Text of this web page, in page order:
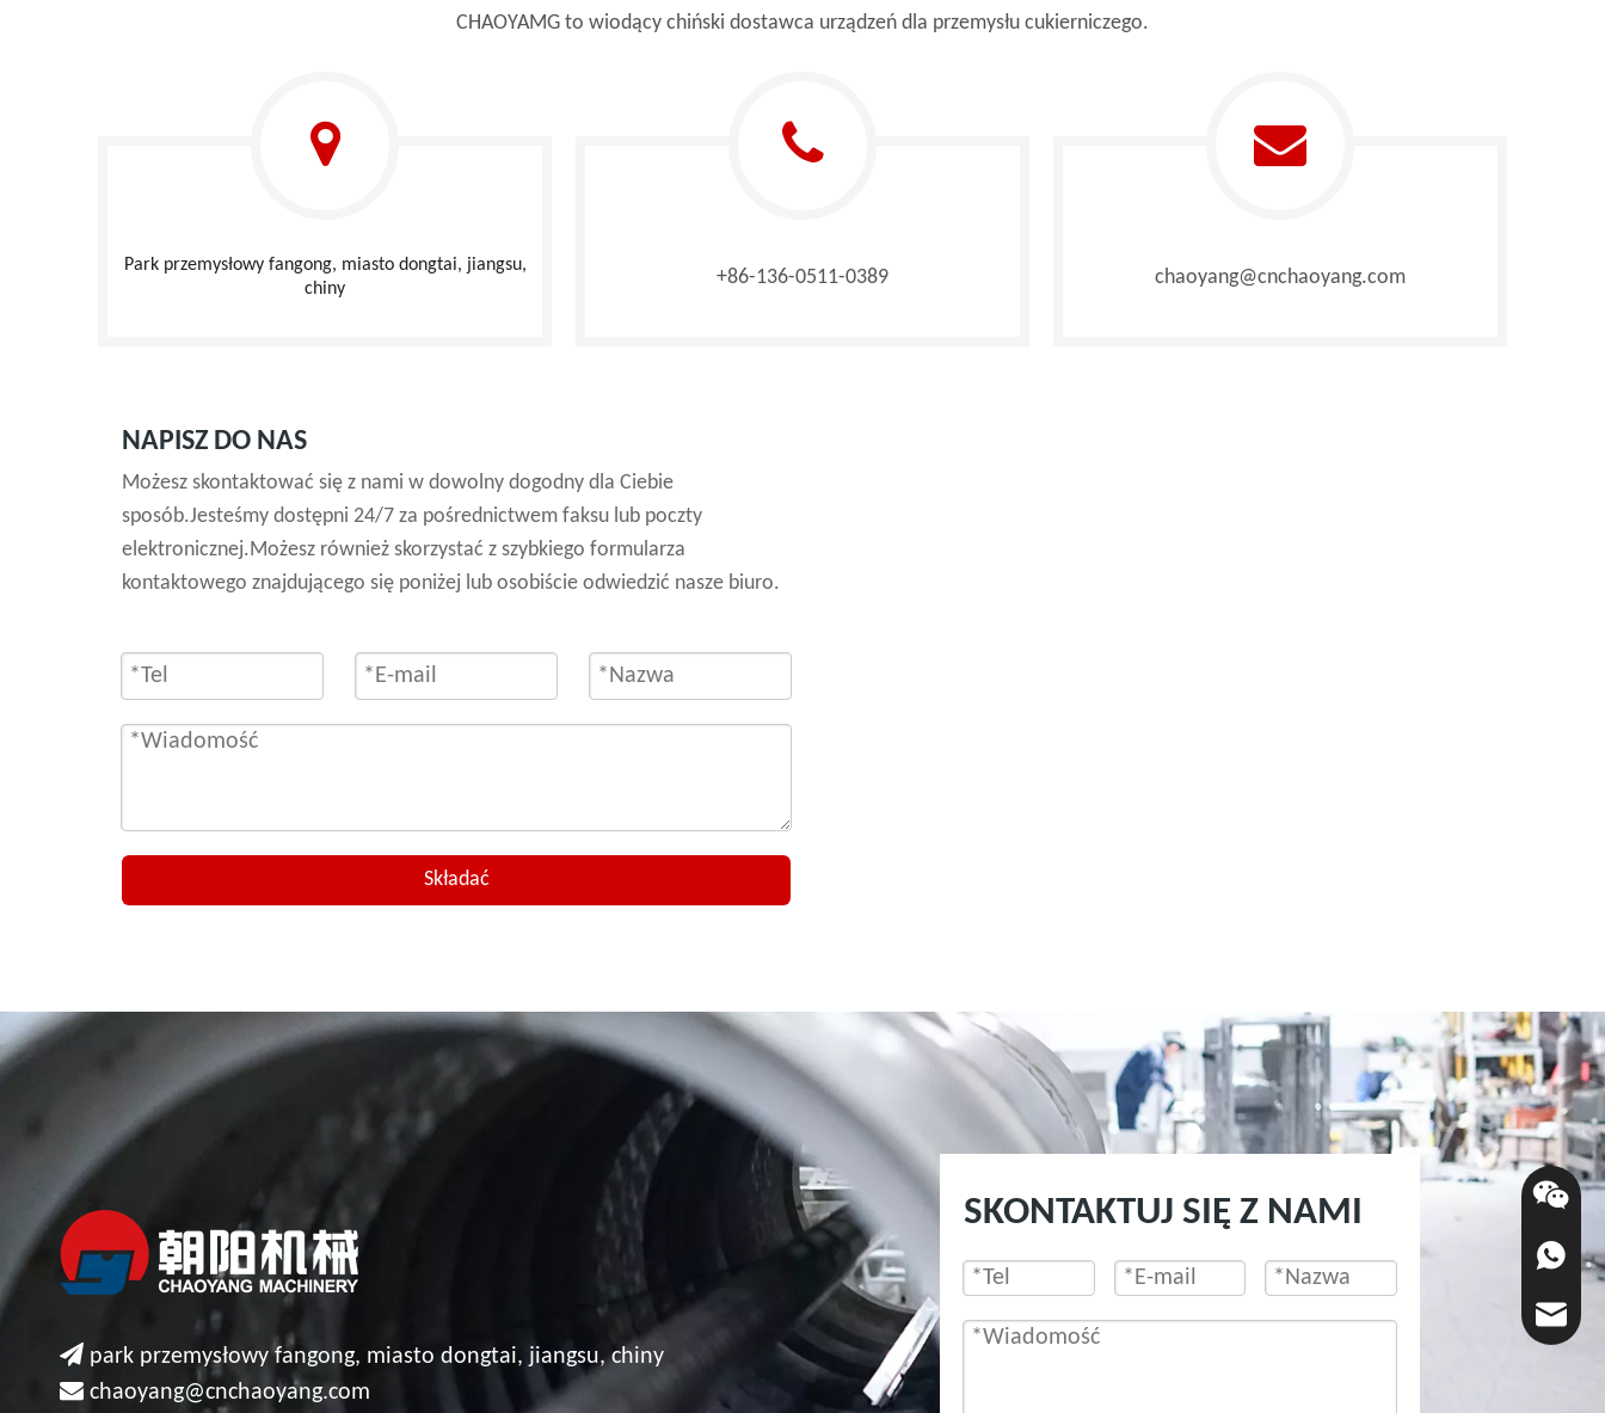
CHAOYAMG to wiodący chiński dostawca urządzeń dla przemysłu cukierniczego.
Park przemysłowy fangong, miasto dongtai, jiangsu,
chiny
+86-136-0511-0389 chaoyang@cnchaoyang.com
NAPISZ DO NAS
Możesz skontaktować się z nami w dowolny dogodny dla Ciebie
sposób.Jesteśmy dostępni 24/7 za pośrednictwem faksu lub poczty
elektronicznej.Możesz również skorzystać z szybkiego formularza
kontaktowego znajdującego się poniżej lub osobiście odwiedzić nasze biuro.
Składać
 park przemysłowy fangong, miasto dongtai, jiangsu, chiny
 chaoyang@cnchaoyang.com
+86-
SKONTAKTUJ SIĘ Z NAMI